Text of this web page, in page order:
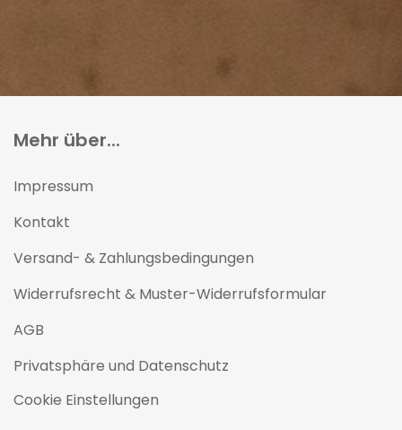
Mehr über...
Impressum
Kontakt
Versand- & Zahlungsbedingungen
Widerrufsrecht & Muster-Widerrufsformular
AGB
Privatsphäre und Datenschutz
Cookie Einstellungen